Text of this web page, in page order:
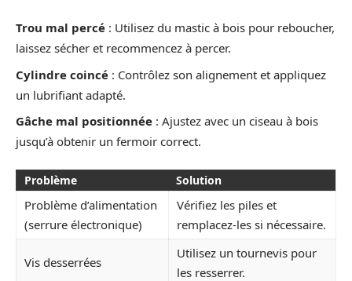
Trou mal percé : Utilisez du mastic à bois pour reboucher,
laissez sécher et recommencez à percer.
Cylindre coincé : Contrôlez son alignement et appliquez
un lubrifiant adapté.
Gâche mal positionnée : Ajustez avec un ciseau à bois
jusqu’à obtenir un fermoir correct.
Problème Solution
Problème d’alimentation
(serrure électronique)
Vérifiez les piles et
remplacez-les si nécessaire.
Vis desserrées
Utilisez un tournevis pour
les resserrer.